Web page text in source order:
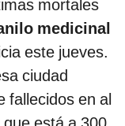
mortales
medicinal
este jueves.
ciudad
fallecidos en al